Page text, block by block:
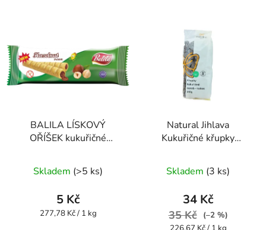
BALILA LÍSKOVÝ
OŘÍŠEK kukuřičné
hodnocení
produktu
je
Skladem (>5 ks)
5 Kč
Měrná
277,78 Kč / 1 kg
Natural Jihlava
Kukuřičné křupky
140 g
hodnocení
produktu
je
5,0
Skladem (3 ks)
34 Kč
35 Kč
(–2 %)
Měrná